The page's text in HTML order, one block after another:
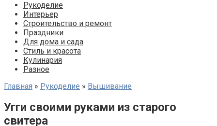
Рукоделие
Интерьер
Строительство и ремонт
Праздники
Для дома и сада
Стиль и красота
Кулинария
Разное
Главная » Рукоделие » Вышивание
Угги своими руками из старого
свитера